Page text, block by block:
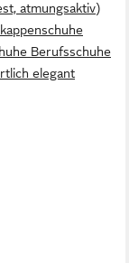
atmungsaktiv)
Berufsschuhe
elegant